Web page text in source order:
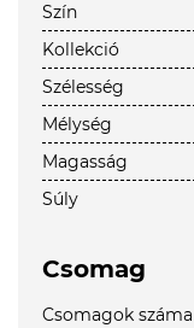
Szín
Kollekció
Szélesség
Mélység
Magasság
Súly
Csomag
Csomagok száma